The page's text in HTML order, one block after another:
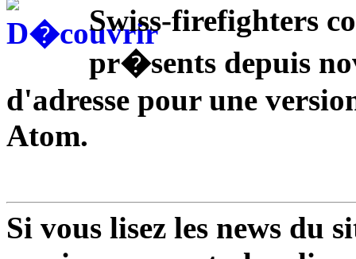
Swiss-firefighters
pr�sents depuis
d'adresse pour une
Atom.
Si vous lisez les news du